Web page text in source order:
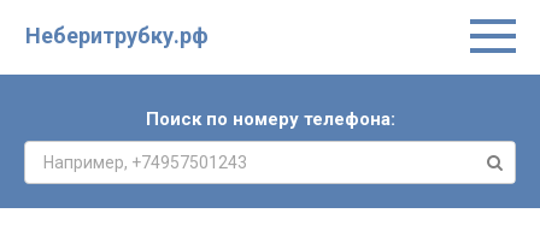
Неберитрубку.рф
Поиск по номеру телефона: